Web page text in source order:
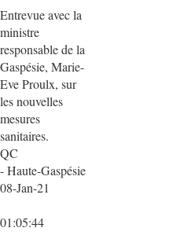
Entrevue avec la
ministre
responsable de la
Gaspésie, Marie-
Eve Proulx, sur
les nouvelles
mesures
sanitaires.
QC
- Haute-Gaspésie
08-Jan-21
01:05:44